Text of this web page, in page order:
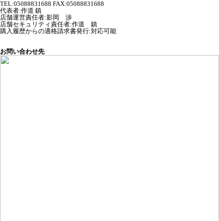
TEL:05088831688 FAX:05088831688
代表者:作道 鎮
店舗運営責任者:影岡 渉
店舗セキュリティ責任者:作道 鎮
購入履歴からの適格請求書発行:対応可能
お問い合わせ先